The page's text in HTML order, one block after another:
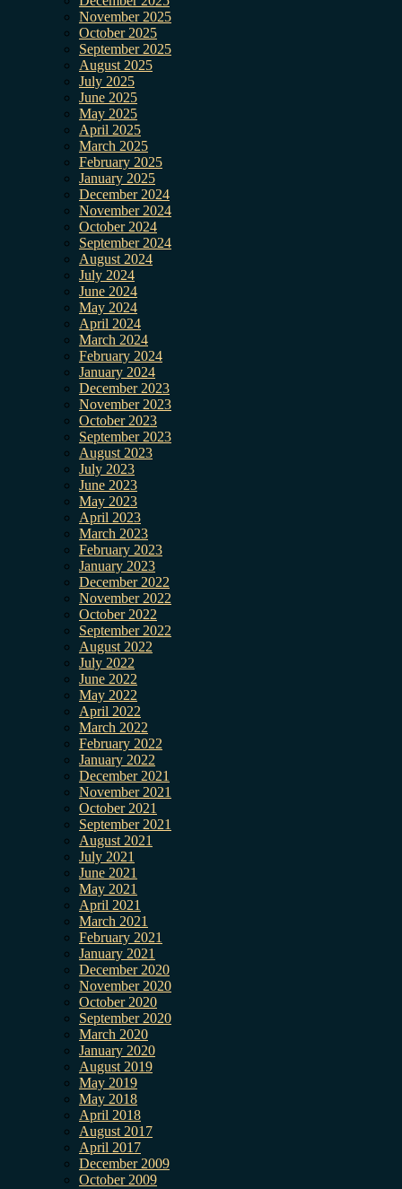
November 2025
October 2025
September 2025
August 2025
July 2025
June 2025
May 2025
April 2025
March 2025
February 2025
January 2025
December 2024
November 2024
October 2024
September 2024
August 2024
July 2024
June 2024
May 2024
April 2024
March 2024
February 2024
January 2024
December 2023
November 2023
October 2023
September 2023
August 2023
July 2023
June 2023
May 2023
April 2023
March 2023
February 2023
January 2023
December 2022
November 2022
October 2022
September 2022
August 2022
July 2022
June 2022
May 2022
April 2022
March 2022
February 2022
January 2022
December 2021
November 2021
October 2021
September 2021
August 2021
July 2021
June 2021
May 2021
April 2021
March 2021
February 2021
January 2021
December 2020
November 2020
October 2020
September 2020
March 2020
January 2020
August 2019
May 2019
May 2018
April 2018
August 2017
April 2017
December 2009
October 2009